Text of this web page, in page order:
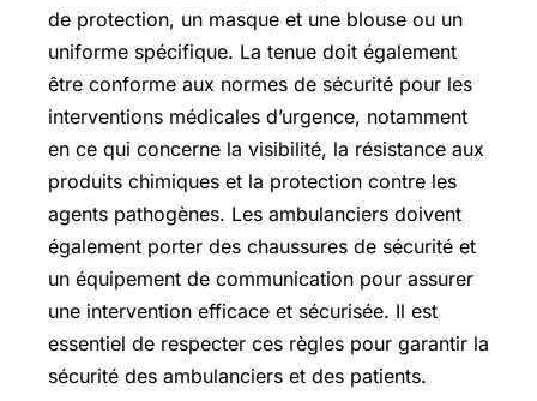
de protection, un masque et une blouse ou un
uniforme spécifique. La tenue doit également
être conforme aux normes de sécurité pour les
interventions médicales d’urgence, notamment
en ce qui concerne la visibilité, la résistance aux
produits chimiques et la protection contre les
agents pathogènes. Les ambulanciers doivent
également porter des chaussures de sécurité et
un équipement de communication pour assurer
une intervention efficace et sécurisée. Il est
essentiel de respecter ces règles pour garantir la
sécurité des ambulanciers et des patients.